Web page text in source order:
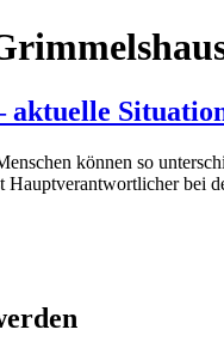
aktuelle
können so
bei